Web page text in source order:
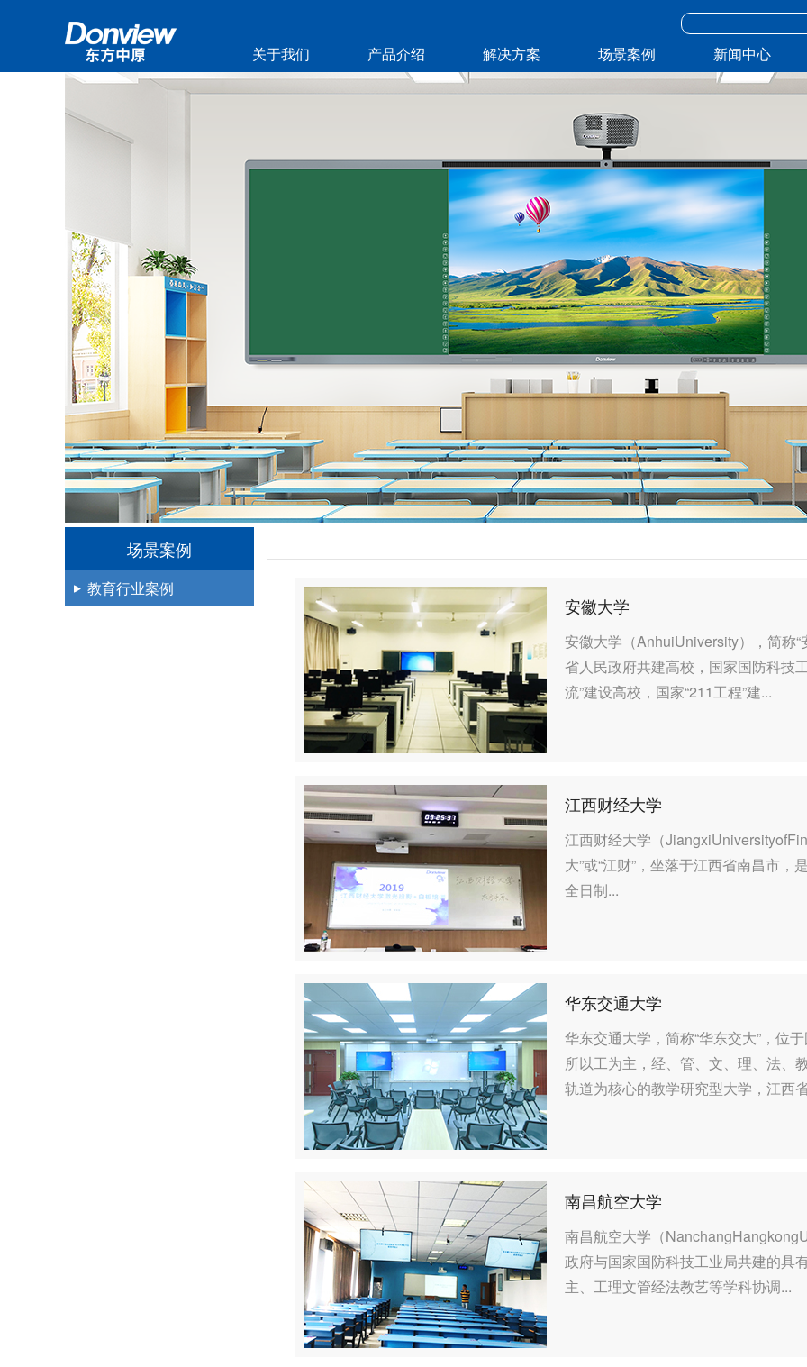
关于我们 产品介绍 解决方案 场景案例 新闻中心
场景案例
教育行业案例
安徽大学
安徽大学（AnhuiUniversity），简称
省人民政府共建高校，国家国防科技
流”建设高校，国家“211工程”建...
江西财经大学
江西财经大学（
大”或“江财”，坐落于江西省南昌市
全日制...
华东交通大学
华东交通大学，简称“华东交大”，位
所以工为主，经、管、文、理、法、
轨道为核心的教学研究型大学，江西
南昌航空大学
南昌航空大学（
政府与国家国防科技工业局共建的具
主、工理文管经法教艺等学科协调...